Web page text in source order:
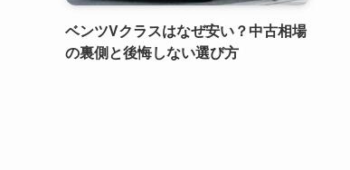
ベンツVクラスはなぜ安い？中古相場
の裏側と後悔しない選び方